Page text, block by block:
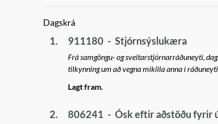
Dagskrá
1. 911180 - Stjórnsýslukæra
Frá samgöngu- og sveitarstjórnarráðuneyti,
tilkynning um að vegna mikilla anna í
Lagt fram.
2. 806241 - Ósk eftir aðstöðu fyrir